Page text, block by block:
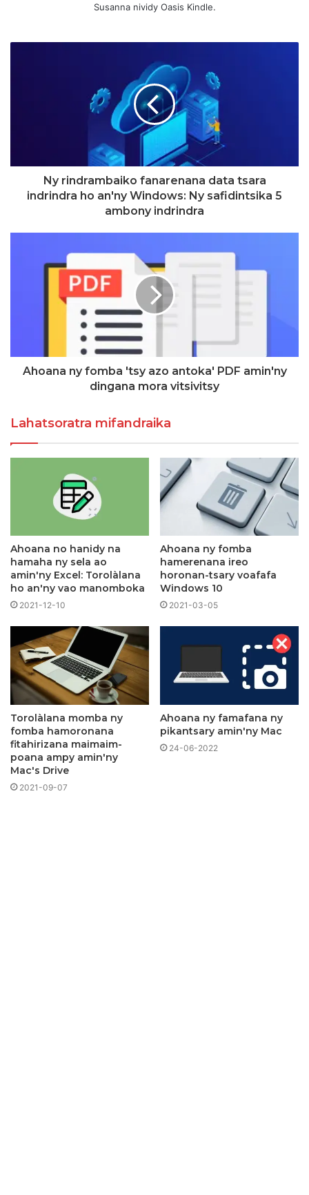
Susanna nividy Oasis Kindle.
Ny rindrambaiko fanarenana data tsara
indrindra ho an'ny Windows: Ny safidintsika 5
ambony indrindra
Ahoana ny fomba 'tsy azo antoka' PDF amin'ny
dingana mora vitsivitsy
Lahatsoratra mifandraika
Ahoana no hanidy na
hamaha ny sela ao
amin'ny Excel: Torolàlana
ho an'ny vao manomboka
2021-12-10
Ahoana ny fomba
hamerenana ireo
horonan-tsary voafafa
Windows 10
2021-03-05
Torolàlana momba ny
fomba hamoronana
fitahirizana maimaim-
poana ampy amin'ny
Mac's Drive
2021-09-07
Ahoana ny famafana ny
pikantsary amin'ny Mac
24-06-2022